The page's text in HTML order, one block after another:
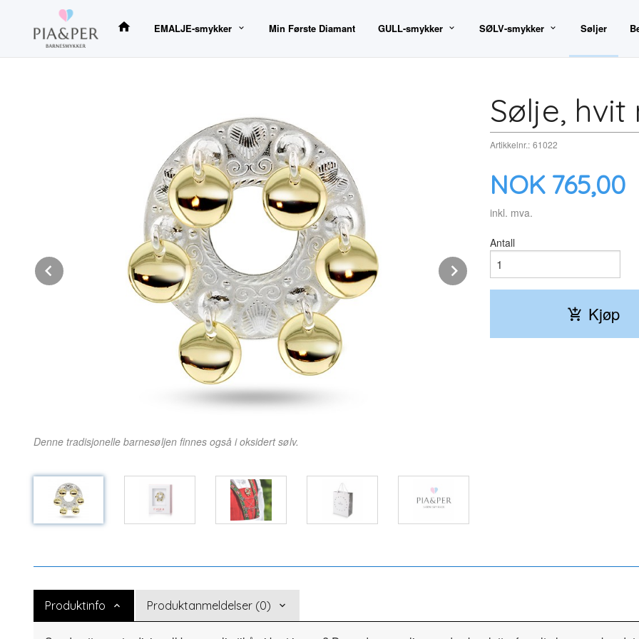
innholdet
EMALJE-smykker Min Første Diamant GULL-smykker SØLV-smykker Søljer
Denne tradisjonelle barnesøljen finnes også i oksidert sølv.
Next
Sølje,
Artikkelnr.: 61022
Pris
NOK 765,00
inkl. mva.
Antall
Kjøp
Produktinfo Produktanmeldelser (0)